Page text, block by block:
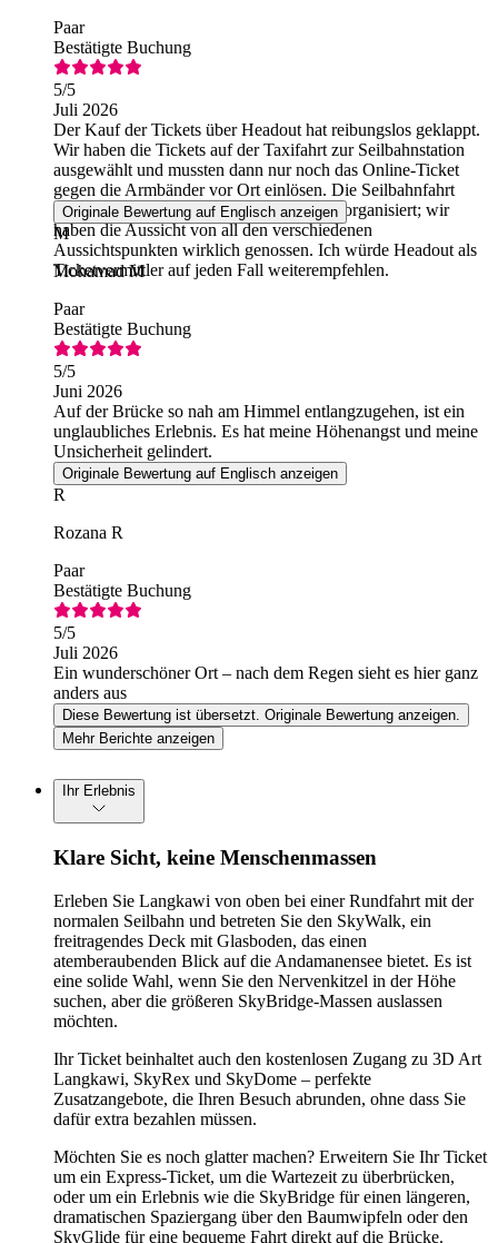
Paar
Bestätigte Buchung
5/5
Juli 2026
Der Kauf der Tickets über Headout hat reibungslos geklappt.
Wir haben die Tickets auf der Taxifahrt zur Seilbahnstation
ausgewählt und mussten dann nur noch das Online-Ticket
gegen die Armbänder vor Ort einlösen. Die Seilbahnfahrt
selbst war ein großes Vergnügen und gut organisiert; wir
haben die Aussicht von all den verschiedenen
Aussichtspunkten wirklich genossen. Ich würde Headout als
Ticketvermittler auf jeden Fall weiterempfehlen.
Originale Bewertung auf Englisch anzeigen
M
Mohamad M
Paar
Bestätigte Buchung
5/5
Juni 2026
Auf der Brücke so nah am Himmel entlangzugehen, ist ein
unglaubliches Erlebnis. Es hat meine Höhenangst und meine
Unsicherheit gelindert.
Originale Bewertung auf Englisch anzeigen
R
Rozana R
Paar
Bestätigte Buchung
5/5
Juli 2026
Ein wunderschöner Ort – nach dem Regen sieht es hier ganz
anders aus
Diese Bewertung ist übersetzt. Originale Bewertung anzeigen.
Mehr Berichte anzeigen
Ihr Erlebnis
Klare Sicht, keine Menschenmassen
Erleben Sie Langkawi von oben bei einer Rundfahrt mit der
normalen Seilbahn und betreten Sie den SkyWalk, ein
freitragendes Deck mit Glasboden, das einen
atemberaubenden Blick auf die Andamanensee bietet. Es ist
eine solide Wahl, wenn Sie den Nervenkitzel in der Höhe
suchen, aber die größeren SkyBridge-Massen auslassen
möchten.
Ihr Ticket beinhaltet auch den kostenlosen Zugang zu 3D Art
Langkawi, SkyRex und SkyDome – perfekte
Zusatzangebote, die Ihren Besuch abrunden, ohne dass Sie
dafür extra bezahlen müssen.
Möchten Sie es noch glatter machen? Erweitern Sie Ihr Ticket
um ein Express-Ticket, um die Wartezeit zu überbrücken,
oder um ein Erlebnis wie die SkyBridge für einen längeren,
dramatischen Spaziergang über den Baumwipfeln oder den
SkyGlide für eine bequeme Fahrt direkt auf die Brücke.